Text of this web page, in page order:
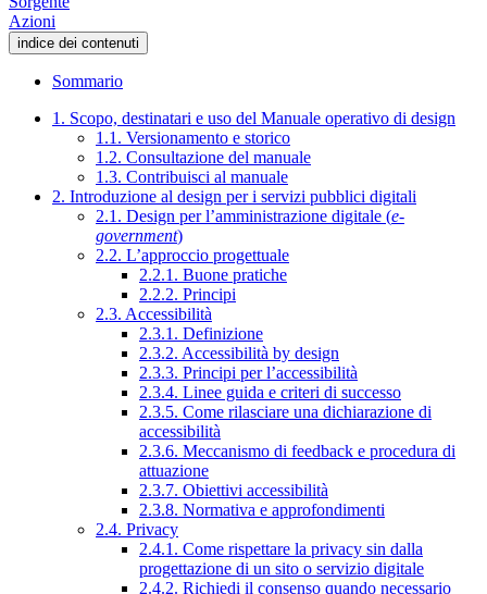
Azioni
indice dei contenuti
Sommario
1. Scopo, destinatari e uso del Manuale operativo di design
1.1. Versionamento e storico
1.2. Consultazione del manuale
1.3. Contribuisci al manuale
2. Introduzione al design per i servizi pubblici digitali
2.1. Design per l’amministrazione digitale (e-
government)
2.2. L’approccio progettuale
2.2.1. Buone pratiche
2.2.2. Principi
2.3. Accessibilità
2.3.1. Definizione
2.3.2. Accessibilità by design
2.3.3. Principi per l’accessibilità
2.3.4. Linee guida e criteri di successo
2.3.5. Come rilasciare una dichiarazione di
accessibilità
2.3.6. Meccanismo di feedback e procedura di
attuazione
2.3.7. Obiettivi accessibilità
2.3.8. Normativa e approfondimenti
2.4. Privacy
2.4.1. Come rispettare la privacy sin dalla
progettazione di un sito o servizio digitale
2.4.2. Richiedi il consenso quando necessario